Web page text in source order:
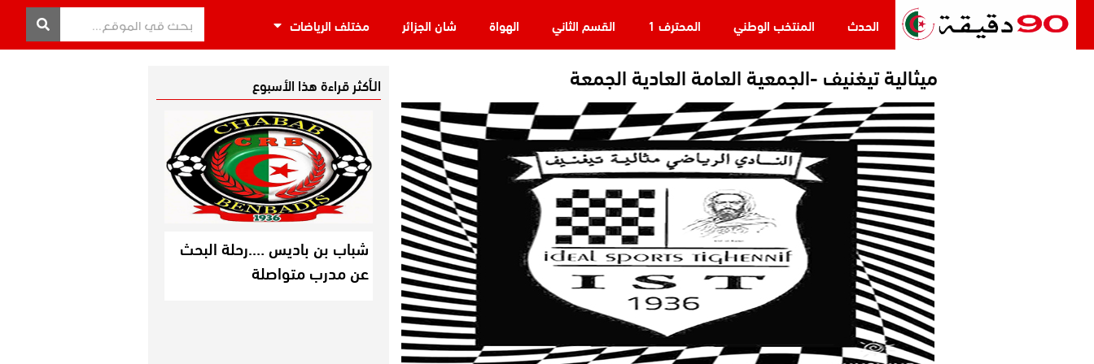
الحدث المنتخب الوطني المحترف 1 القسم الثاني الهواة شان الجزائر مختلف الرياضات
ميثالية تيغنيف -الجمعية العامة العادية الجمعة الـأكثر قراءة هذا الأسبوع
شباب بن باديس ….رحلة البحث
عن مدرب متواصلة